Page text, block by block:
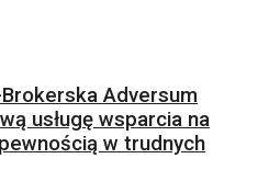
Adversum
usługę wsparcia na
w trudnych